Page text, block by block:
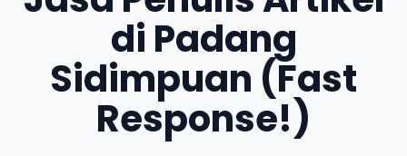
di Padang
Sidimpuan (Fast
Response!)